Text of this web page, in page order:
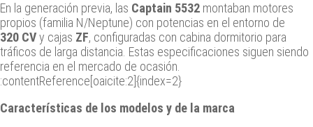
En la generación previa, las Captain 5532 montaban motores
propios (familia N/Neptune) con potencias en el entorno de
320 CVy cajas ZF, configuradas con cabina dormitorio para
tráficos de larga distancia. Estas especificaciones siguen siendo
referencia en el mercado de ocasión.
:contentReference[oaicite:2]{index=2}
Características de los modelos y de la marca